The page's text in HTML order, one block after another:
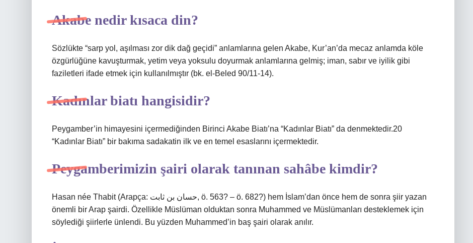
Akabe nedir kısaca din?
Sözlükte “sarp yol, aşılması zor dik dağ geçidi” anlamlarına gelen Akabe, Kur’an’da mecaz anlamda köle
özgürlüğüne kavuşturmak, yetim veya yoksulu doyurmak anlamlarına gelmiş; iman, sabır ve iyilik gibi
faziletleri ifade etmek için kullanılmıştır (bk. el-Beled 90/11-14).
Kadınlar biatı hangisidir?
Peygamber’in himayesini içermediğinden Birinci Akabe Biatı’na “Kadınlar Biatı” da denmektedir.20
“Kadınlar Biatı” bir bakıma sadakatin ilk ve en temel esaslarını içermektedir.
Peygamberimizin şairi olarak tanınan sahâbe kimdir?
Hasan née Thabit (Arapça: حسان بن ثابت, ö. 563? – ö. 682?) hem İslam’dan önce hem de sonra şiir yazan
önemli bir Arap şairdi. Özellikle Müslüman olduktan sonra Muhammed ve Müslümanları desteklemek için
söylediği şiirlerle ünlendi. Bu yüzden Muhammed’in baş şairi olarak anılır.